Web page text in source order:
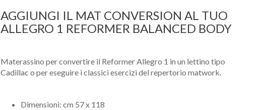
AGGIUNGI IL MAT CONVERSION AL TUO
ALLEGRO 1 REFORMER BALANCED BODY
Materassino per convertire il Reformer Allegro 1 in un lettino tipo
Cadillac o per eseguire i classici esercizi del repertorio matwork.
Dimensioni: cm 57 x 118